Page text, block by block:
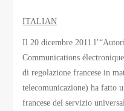
ITALIAN
Il 20 dicembre 2011
Communications
di regolazione francese in
telecomunicazione) ha fatto
francese del servizio